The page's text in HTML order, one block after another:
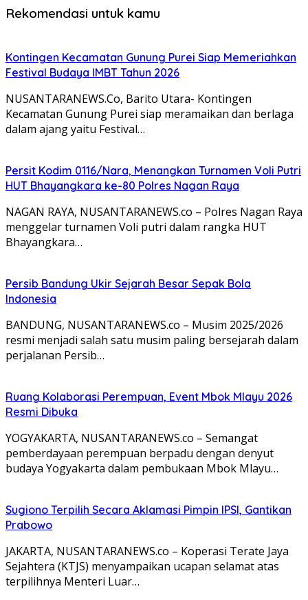
Rekomendasi untuk kamu
Kontingen Kecamatan Gunung Purei Siap Memeriahkan
Festival Budaya IMBT Tahun 2026
NUSANTARANEWS.Co, Barito Utara- Kontingen
Kecamatan Gunung Purei siap meramaikan dan berlaga
dalam ajang yaitu Festival…
Persit Kodim 0116/Nara, Menangkan Turnamen Voli Putri
HUT Bhayangkara ke-80 Polres Nagan Raya
NAGAN RAYA, NUSANTARANEWS.co – Polres Nagan Raya
menggelar turnamen Voli putri dalam rangka HUT
Bhayangkara…
Persib Bandung Ukir Sejarah Besar Sepak Bola
Indonesia
BANDUNG, NUSANTARANEWS.co – Musim 2025/2026
resmi menjadi salah satu musim paling bersejarah dalam
perjalanan Persib…
Ruang Kolaborasi Perempuan, Event Mbok Mlayu 2026
Resmi Dibuka
YOGYAKARTA, NUSANTARANEWS.co – Semangat
pemberdayaan perempuan berpadu dengan denyut
budaya Yogyakarta dalam pembukaan Mbok Mlayu…
Sugiono Terpilih Secara Aklamasi Pimpin IPSI, Gantikan
Prabowo
JAKARTA, NUSANTARANEWS.co – Koperasi Terate Jaya
Sejahtera (KTJS) menyampaikan ucapan selamat atas
terpilihnya Menteri Luar…